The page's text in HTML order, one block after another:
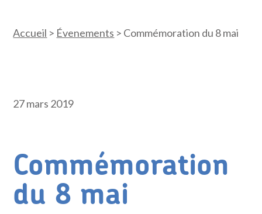
Accueil > Évenements > Commémoration du 8 mai
27 mars 2019
Commémoration
du 8 mai